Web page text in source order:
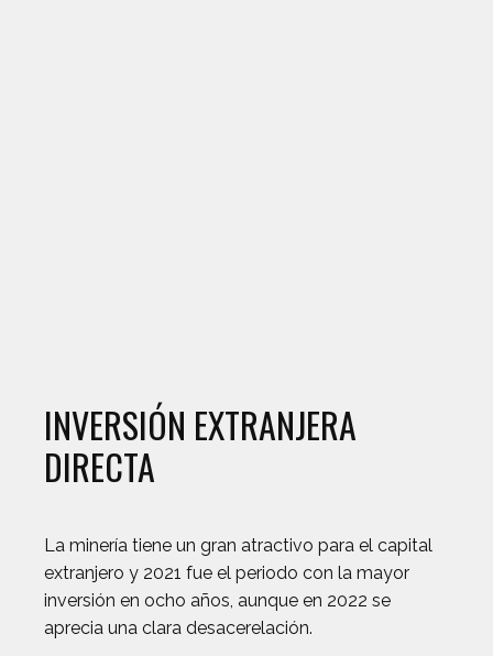
INVERSIÓN EXTRANJERA
DIRECTA
La minería tiene un gran atractivo para el capital
extranjero y 2021 fue el periodo con la mayor
inversión en ocho años, aunque en 2022 se
aprecia una clara desacerelación.